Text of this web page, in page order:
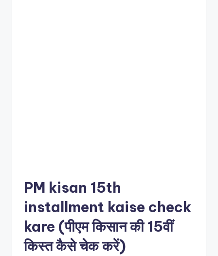
PM kisan 15th
installment kaise check
kare (पीएम किसान की 15वीं
किस्त कैसे चेक करें)